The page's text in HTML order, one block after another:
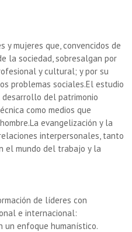
y mujeres que, convencidos de
la sociedad, sobresalgan por
y cultural; y por su
problemas sociales.El estudio
del patrimonio
como medios que
evangelización y la
interpersonales, tanto
el mundo del trabajo y la
de líderes con
e internacional:
un enfoque humanístico.